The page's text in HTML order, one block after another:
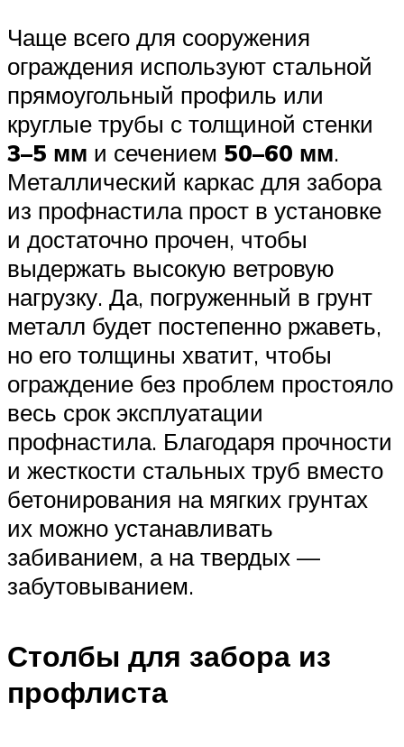
Чаще всего для сооружения
ограждения используют стальной
прямоугольный профиль или
круглые трубы с толщиной стенки
3–5 мм и сечением 50–60 мм.
Металлический каркас для забора
из профнастила прост в установке
и достаточно прочен, чтобы
выдержать высокую ветровую
нагрузку. Да, погруженный в грунт
металл будет постепенно ржаветь,
но его толщины хватит, чтобы
ограждение без проблем простояло
весь срок эксплуатации
профнастила. Благодаря прочности
и жесткости стальных труб вместо
бетонирования на мягких грунтах
их можно устанавливать
забиванием, а на твердых —
забутовыванием.
Столбы для забора из
профлиста